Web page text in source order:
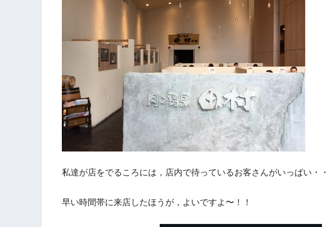
私達が店をでるころには，店内で待っているお客さんがいっぱい・・
早い時間帯に来店したほうが，よいですよ〜！！